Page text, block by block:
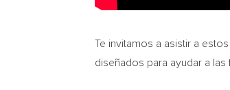
Te invitamos a asistir a
diseñados para ayudar a